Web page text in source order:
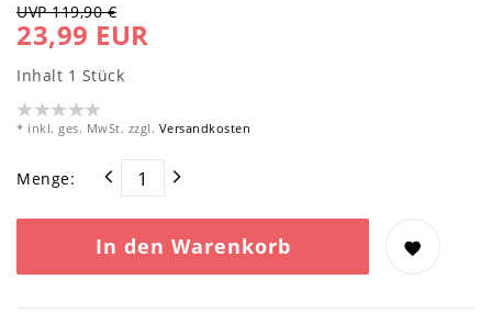
UVP 119,90 €
23,99 EUR
Inhalt 1 Stück
* inkl. ges. MwSt. zzgl. Versandkosten
Menge:
In den Warenkorb